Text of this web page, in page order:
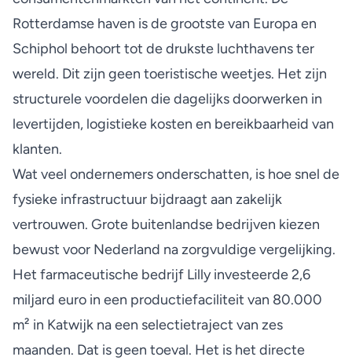
Rotterdamse haven is de grootste van Europa en
Schiphol behoort tot de drukste luchthavens ter
wereld. Dit zijn geen toeristische weetjes. Het zijn
structurele voordelen die dagelijks doorwerken in
levertijden, logistieke kosten en bereikbaarheid van
klanten.
Wat veel ondernemers onderschatten, is hoe snel de
fysieke infrastructuur bijdraagt aan zakelijk
vertrouwen. Grote buitenlandse bedrijven kiezen
bewust voor Nederland na zorgvuldige vergelijking.
Het farmaceutische bedrijf Lilly investeerde2,6
miljard euro in een productiefaciliteit van 80.000
m² in Katwijk na een selectietraject van zes
maanden. Dat is geen toeval. Het is het directe